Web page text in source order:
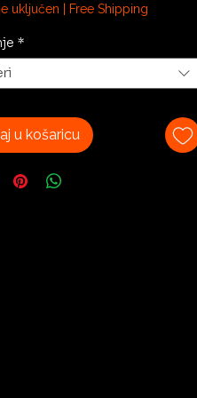
uključen Free Shipping
*
u košaricu